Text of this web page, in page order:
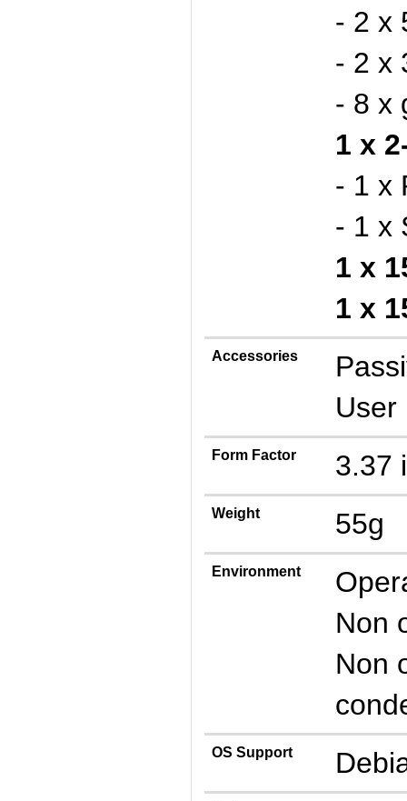
- 2 x
- 2 x
- 8 x
1 x
- 1 x
- 1 x
1 x
1 x
Accessories
User
Form Factor 3.37
Weight 55g
Environment
Non
Non
OS Support